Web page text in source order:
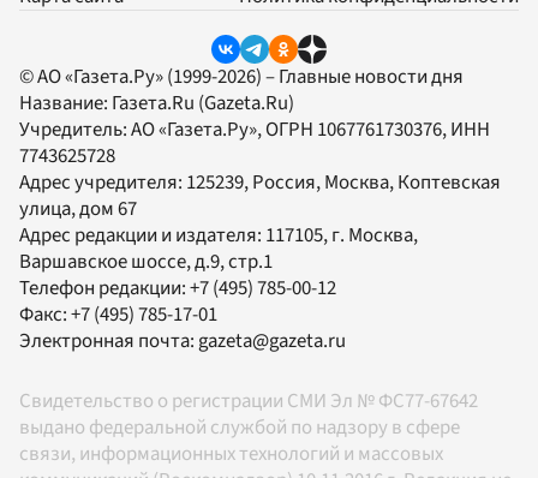
© АО «Газета.Ру» (1999-2026) – Главные новости дня
Название: Газета.Ru (Gazeta.Ru)
Учредитель:АО «Газета.Ру», ОГРН 1067761730376, ИНН
7743625728
Адрес учредителя: 125239, Россия, Москва, Коптевская
улица, дом 67
Адрес редакции и издателя: 117105, г. Москва,
Варшавское шоссе, д.9, стр.1
Телефон редакции:+7 (495) 785-00-12
Факс:+7 (495) 785-17-01
Электронная почта: gazeta@gazeta.ru
Свидетельство о регистрации СМИ Эл № ФС77-67642
выдано федеральной службой по надзору в сфере
связи, информационных технологий и массовых